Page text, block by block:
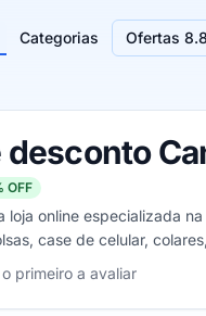
Categorias Ofertas 8.8
OFF
loja online especializada
case de celular,
de 1 a 5 estrelas
o primeiro a avaliar